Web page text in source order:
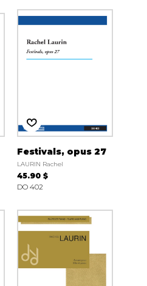
Festivals, opus 27
LAURIN Rachel
45.90 $
DO 402